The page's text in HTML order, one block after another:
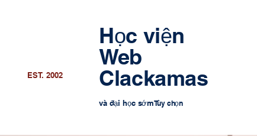
EST. 2002
Học viện
Web
Clackamas
và đại học sớmTùy chọn